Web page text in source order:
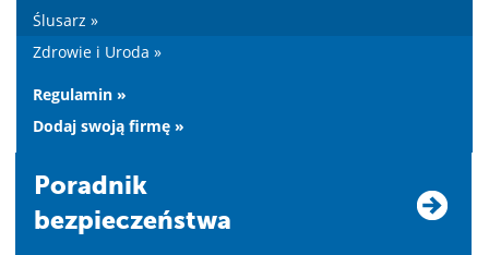
Ślusarz »
Zdrowie i Uroda »
Regulamin »
Dodaj swoją firmę »
Poradnik
bezpieczeństwa